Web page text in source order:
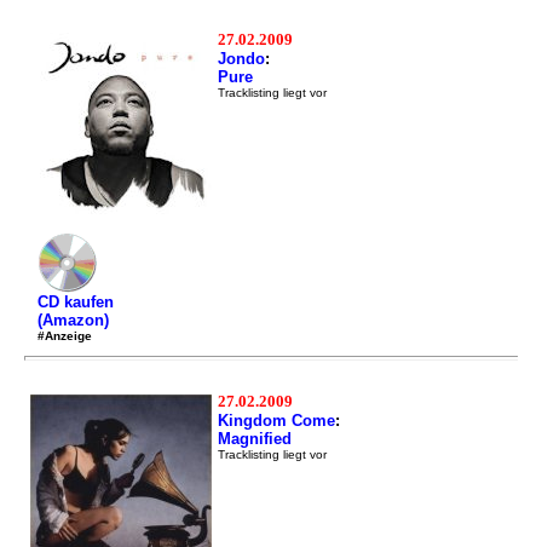
27.02.2009
Jondo:
Pure
Tracklisting liegt vor
CD kaufen
(Amazon)
#Anzeige
27.02.2009
Kingdom Come:
Magnified
Tracklisting liegt vor